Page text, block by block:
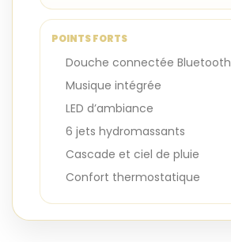
POINTS FORTS
Douche connectée Bluetooth
Musique intégrée
LED d’ambiance
6 jets hydromassants
Cascade et ciel de pluie
Confort thermostatique